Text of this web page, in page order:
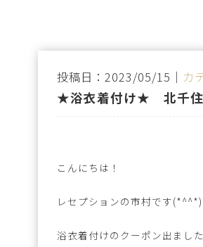
投稿日：2023/05/15｜ カ
★浴衣着付け★ 北千住
こんにちは！
レセプションの市村です(*^^*)
浴衣着付けのクーポン出まし